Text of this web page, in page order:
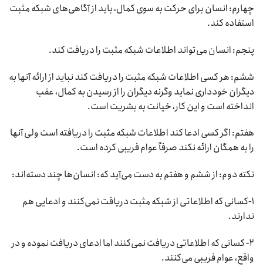
چهارم: انسان برای حرکت به سوی کمال، باید از آگاهی‌های شبکه مثبت
استفاده کند.
پنجم: انسان می‌تواند اطلاعات شبکه مثبت را دریافت کند.
ششم: هر کسی اطلاعات شبکه مثبت را دریافت کند نباید از ارائه آنها به
دیگران خودداری نماید وگرنه دیگران را از رسیدن به کمال، عقب
انداخته است و این کار، خیانت به بشریت است.
هفتم: اگر کسی ادعا کند اطلاعات شبکه مثبت را دریافته است ولی آنها
را به همگان ارائه نکند صرفاً عوام فریبی کرده است.
نکته دوم: از ششم و هفتم به دست می‌آید که: انسان‌ها چند دسته‌اند:
۱-کسانی که اطلاعاتی از شبکه مثبت دریافت نمی‌کنند و ادعایی هم
ندارند.
۲- کسانی که اطلاعاتی دریافت نمی‌کنند اما ادعای دریافت نموده و در
واقع، عوام فریبی می‌کنند.